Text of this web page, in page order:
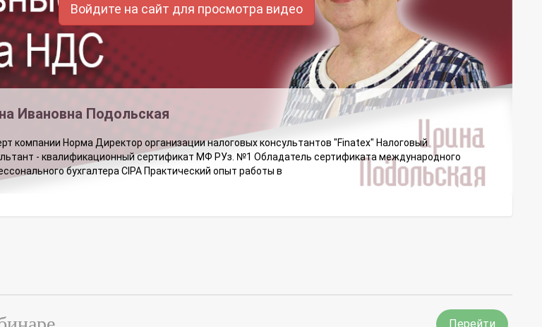
Войдите на сайт для просмотра видео
Ивановна Подольская
компании Норма Директор организации налоговых консультантов "Finatex" Налоговый
- квалификационный сертификат МФ РУз. №1 Обладатель сертификата международного
бухгалтера CIPA Практический опыт работы в
Перейти